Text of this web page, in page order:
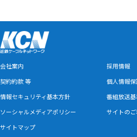
会社案内
採用情報
契約約款 等
個人情報
情報セキュリティ基本方針
番組放送
ソーシャルメディアポリシー
サイトの
サイトマップ